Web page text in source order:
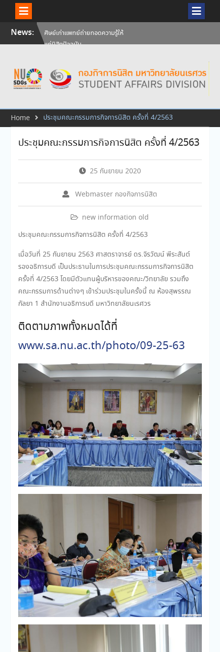
SkipNews:
ศิษย์เก่าแพทย์ถ่ายทอดความรู้ให้
แก่นิสิตปัจจุบัน
นเรศวร ครบรอบ 36 ปี 29
กรกฎาคม 2569
สัมภาษณ์นิสิตเพื่อพิจารณาเข้ารับ
ประจำปีการศึกษา 256
Home ประชุมคณะกรรมการกิจการนิสิต ครั้งที่ 4/2563
ประชุมคณะกรรมการกิจการนิสิต ครั้งที่ 4/2563
25 กันยายน 2020
Webmaster กองกิจการนิสิต
new information old
ประชุมคณะกรรมการกิจการนิสิต ครั้งที่ 4/2563
เมื่อวันที่ 25 กันยายน 2563 ศาสตราจารย์ ดร.จิรวัฒน์ พีระสันต์
รองอธิการบดี เป็นประธานในการประชุมคณะกรรมการกิจการนิสิต
ครั้งที่ 4/2563 โดยมีตัวแทนผู้บริหารของคณะ/วิทยาลัย รวมถึง
คณะกรรมการด้านต่างๆ เข้าร่วมประชุมในครั้งนี้ ณ ห้องสุพรรณ
กัลยา 1 สำนักงานอธิการบดี มหาวิทยาลัยนเรศวร
ติดตามภาพทั้งหมดได้ที่
www.sa.nu.ac.th/photo/09-25-63